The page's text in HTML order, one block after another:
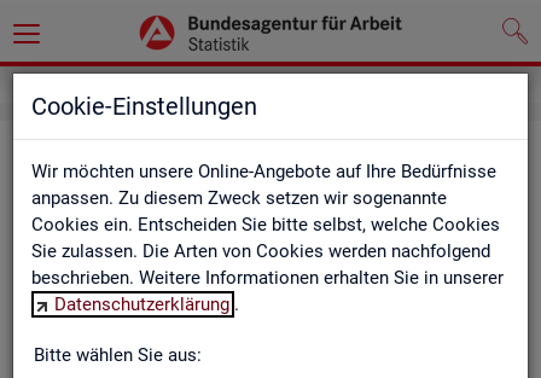
Cookie-Einstellungen
Wir möchten unsere Online-Angebote auf Ihre Bedürfnisse
anpassen. Zu diesem Zweck setzen wir sogenannte
Cookies ein. Entscheiden Sie bitte selbst, welche Cookies
Sie zulassen. Die Arten von Cookies werden nachfolgend
beschrieben. Weitere Informationen erhalten Sie in unserer
Datenschutzerklärung .
Bitte wählen Sie aus:
Be­ru­fe auf einen Blick
Die Dia­gram­me und Ta­bel­len wer­den jähr­lich ak­tua­li­siert und
ent­hal­ten In­for­ma­tio­nen zu den The­men Be­schäf­ti­gung, Ent­
gelt, Ar­beits­lo­sig­keit, ge­mel­de­te Ar­beits­stel­len und Fach­kräf­
te­be­darf aller Be­ru­fe sowie der MINT- und In­ge­nieur­be­ru­fe dif­
fe­ren­ziert nach dem An­for­de­rungs­ni­veau (z.B. Fach­kräf­te) für
Deutsch­land, Län­der und Agen­tur­be­zir­ke